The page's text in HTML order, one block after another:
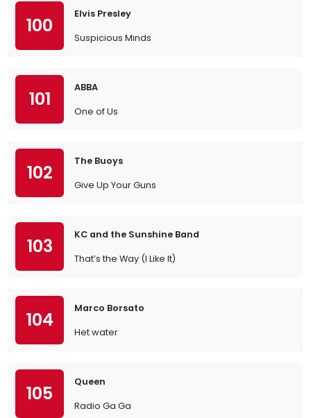
100
Elvis Presley
Suspicious Minds
101
ABBA
One of Us
102
The Buoys
Give Up Your Guns
103
KC and the Sunshine Band
That’s the Way (I Like It)
104
Marco Borsato
Het water
105
Queen
Radio Ga Ga